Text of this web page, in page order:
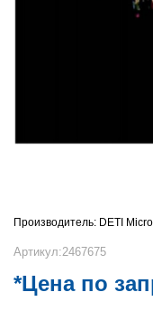
Производитель: DETI
Артикул:2467675
*Цена по